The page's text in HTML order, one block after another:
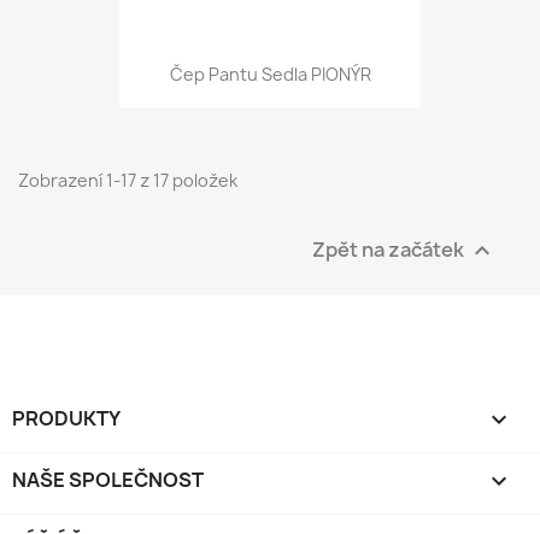
Čep Pantu Sedla PIONÝR
Zobrazení 1-17 z 17 položek
Zpět na začátek 
PRODUKTY 
NAŠE SPOLEČNOST 